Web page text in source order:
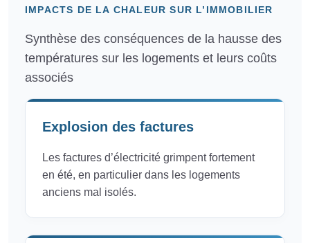
IMPACTS DE LA CHALEUR SUR L’IMMOBILIER
Synthèse des conséquences de la hausse des
températures sur les logements et leurs coûts
associés
Explosion des factures
Les factures d’électricité grimpent fortement
en été, en particulier dans les logements
anciens mal isolés.